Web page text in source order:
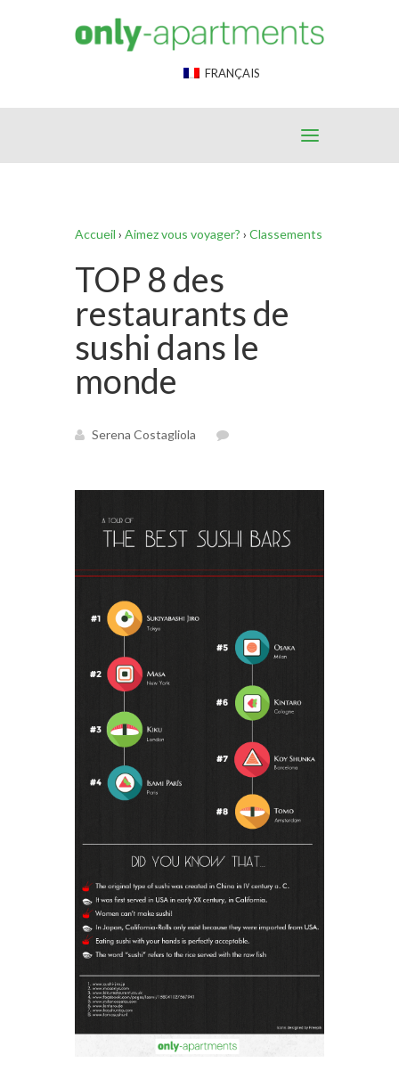
FRANÇAIS
Accueil › Aimez vous voyager? › Classements
TOP 8 des
restaurants de
sushi dans le
monde
Serena Costagliola